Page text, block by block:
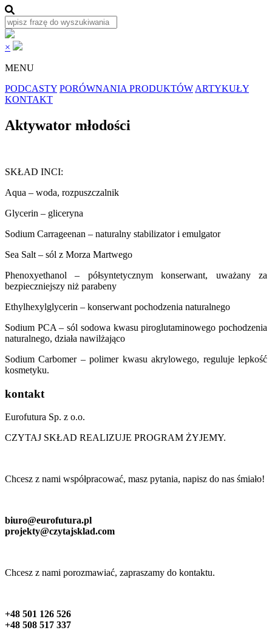
×
MENU
PODCASTY PORÓWNANIA PRODUKTÓW ARTYKUŁY
KONTAKT
Aktywator młodości
SKŁAD INCI:
Aqua – woda, rozpuszczalnik
Glycerin – gliceryna
Sodium Carrageenan – naturalny stabilizator i emulgator
Sea Salt – sól z Morza Martwego
Phenoxyethanol – półsyntetycznym konserwant, uważany za
bezpieczniejszy niż parabeny
Ethylhexylglycerin – konserwant pochodzenia naturalnego
Sodium PCA – sól sodowa kwasu piroglutaminowego pochodzenia
naturalnego, działa nawilżająco
Sodium Carbomer – polimer kwasu akrylowego, reguluje lepkość
kosmetyku.
kontakt
Eurofutura Sp. z o.o.
CZYTAJ SKŁAD REALIZUJE PROGRAM ŻYJEMY.
Chcesz z nami współpracować, masz pytania, napisz do nas śmiało!
biuro@eurofutura.pl
projekty@czytajsklad.com
Chcesz z nami porozmawiać, zapraszamy do kontaktu.
+48 501 126 526
+48 508 517 337